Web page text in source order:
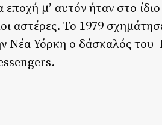
εποχή μ’ αυτόν ήταν στο
αστέρες. Το 1979
Νέα Υόρκη ο δάσκαλός